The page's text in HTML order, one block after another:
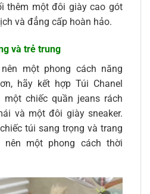
thêm một đôi giày cao gót
và đẳng cấp hoàn hảo.
và trẻ trung
một phong cách năng
hãy kết hợp Túi Chanel
chiếc quần jeans rách
và một đôi giày sneaker.
túi sang trọng và trang
nên một phong cách thời